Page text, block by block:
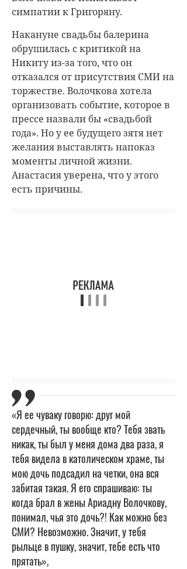
симпатии к Григоряну.
Накануне свадьбы балерина
обрушилась с критикой на
Никиту из-за того, что он
отказался от присутствия СМИ на
торжестве. Волочкова хотела
организовать событие, которое в
прессе назвали бы «свадьбой
года». Но у ее будущего зятя нет
желания выставлять напоказ
моменты личной жизни.
Анастасия уверена, что у этого
есть причины.
«Я ее чуваку говорю: друг мой
сердечный, ты вообще кто? Тебя звать
никак, ты был у меня дома два раза, я
тебя видела в католическом храме, ты
мою дочь подсадил на четки, она вся
забитая такая. Я его спрашиваю: ты
когда брал в жены Ариадну Волочкову,
понимал, чья это дочь?! Как можно без
СМИ? Невозможно. Значит, у тебя
рыльце в пушку, значит, тебе есть что
прятать»,